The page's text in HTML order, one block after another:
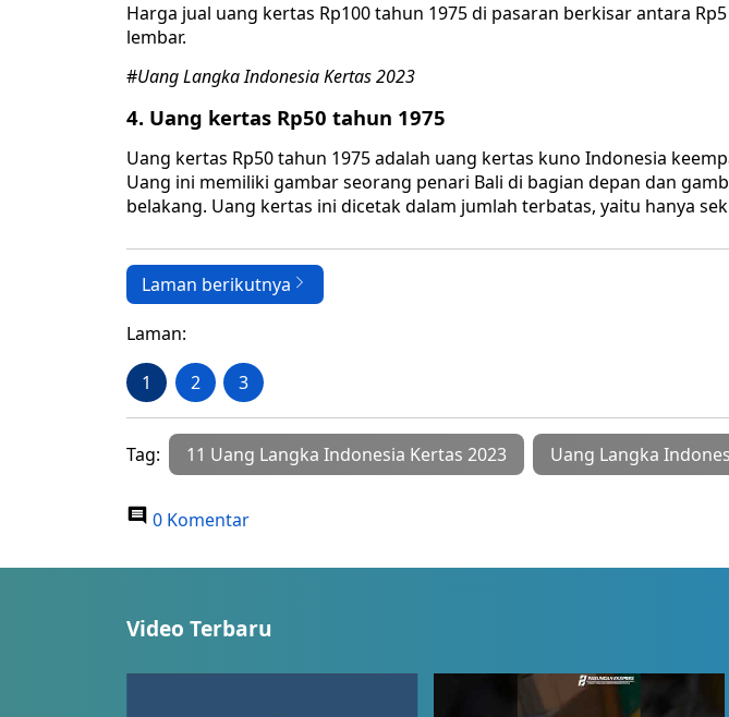
Harga jual uang kertas Rp100 tahun 1975 di pasaran berkisar antara
lembar.
#Uang Langka Indonesia Kertas 2023
4. Uang kertas Rp50 tahun 1975
Uang kertas Rp50 tahun 1975 adalah uang kertas kuno Indonesia
Uang ini memiliki gambar seorang penari Bali di bagian depan dan
belakang. Uang kertas ini dicetak dalam jumlah terbatas, yaitu hanya
Laman berikutnya
Laman:
1 2 3
Tag: 11 Uang Langka Indonesia Kertas 2023 Uang Langka
0 Komentar
Video Terbaru